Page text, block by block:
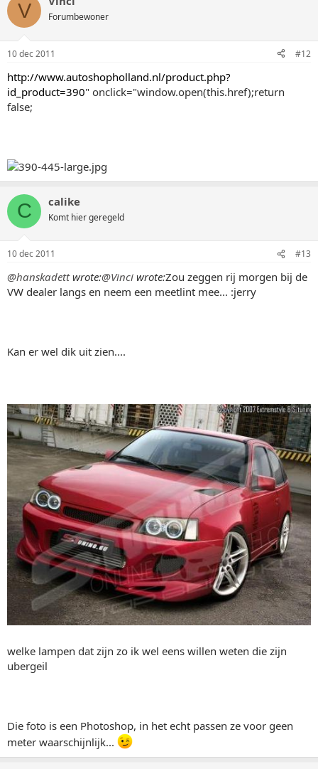
V Forumbewoner
10 dec 2011 #12
http://www.autoshopholland.nl/product.php?
id_product=390" onclick="window.open(this.href);return
false;
C calike
Komt hier geregeld
10 dec 2011 #13
@hanskadettwrote:@Vinci wrote:Zou zeggen rij morgen bij de
VW dealer langs en neem een meetlint mee... :jerry
Kan er wel dik uit zien....
welke lampen dat zijn zo ik wel eens willen weten die zijn
ubergeil
Die foto is een Photoshop, in het echt passen ze voor geen
meter waarschijnlijk...